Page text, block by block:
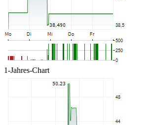
1-Jahres-Chart